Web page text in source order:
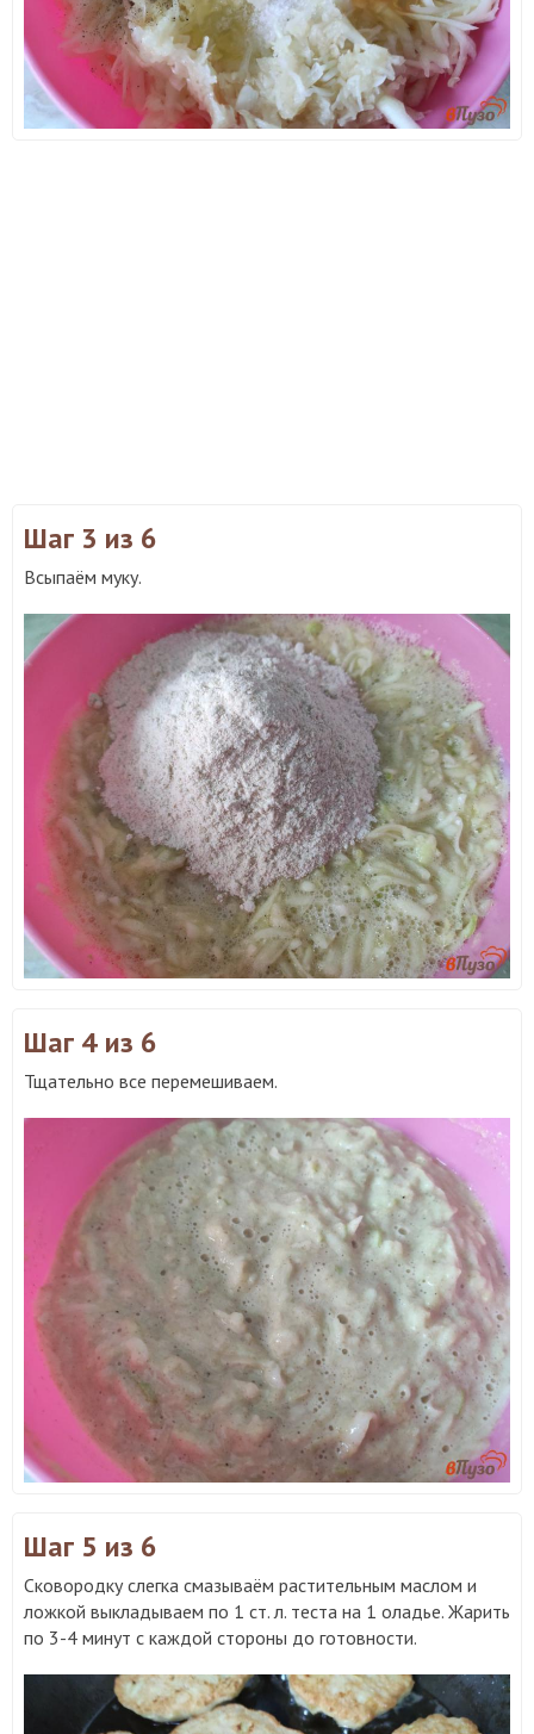
Шаг 3 из 6
Всыпаём муку.
Шаг 4 из 6
Тщательно все перемешиваем.
Шаг 5 из 6
Сковородку слегка смазываём растительным маслом и
ложкой выкладываем по 1 ст. л. теста на 1 оладье. Жарить
по 3-4 минут с каждой стороны до готовности.